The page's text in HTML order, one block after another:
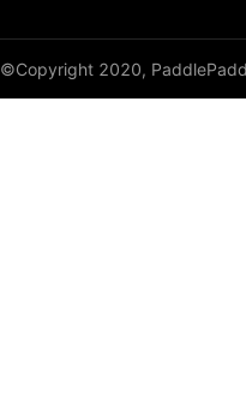
©Copyright 2020,